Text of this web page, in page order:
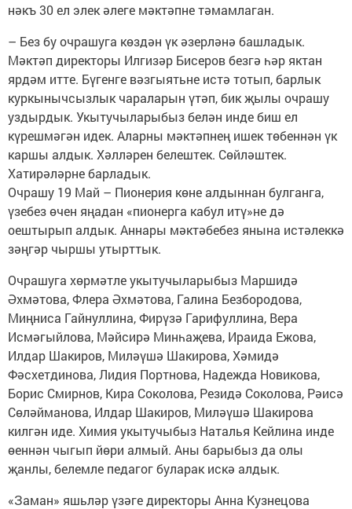
нәкъ 30 ел элек әлеге мәктәпне тәмамлаган.
– Без бу очрашуга көздән үк әзерләнә башладык.
Мәктәп директоры Илгизәр Бисеров безгә һәр яктан
ярдәм итте. Бүгенге вәзгыятьне истә тотып, барлык
куркынычсызлык чараларын үтәп, бик җылы очрашу
уздырдык. Укытучыларыбыз белән инде биш ел
күрешмәгән идек. Аларны мәктәпнең ишек төбеннән үк
каршы алдык. Хәлләрен белештек. Сөйләштек.
Хатирәләрне барладык.
Очрашу 19 Май – Пионерия көне алдыннан булганга,
үзебез өчен яңадан «пионерга кабул итү»не дә
оештырып алдык. Аннары мәктәбебез янына истәлеккә
зәңгәр чыршы утырттык.
Очрашуга хөрмәтле укытучыларыбыз Маршидә
Әхмәтова, Флера Әхмәтова, Галина Безбородова,
Миңниса Гайнуллина, Фирүзә Гарифуллина, Вера
Исмәгыйлова, Мәйсирә Минһаҗева, Ираида Ежова,
Илдар Шакиров, Миләүшә Шакирова, Хәмидә
Фәсхетдинова, Лидия Портнова, Надежда Новикова,
Борис Смирнов, Кира Соколова, Резидә Соколова, Рәисә
Сөләйманова, Илдар Шакиров, Миләүшә Шакирова
килгән иде. Химия укытучыбыз Наталья Кейлина инде
өеннән чыгып йөри алмый. Аны барыбыз да олы
җанлы, белемле педагог буларак искә алдык.
«Заман» яшьләр үзәге директоры Анна Кузнецова